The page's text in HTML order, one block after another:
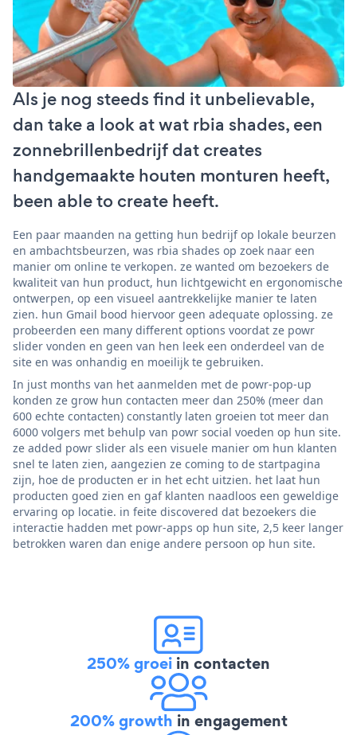
Als je nog steeds find it unbelievable,
dan take a look at wat rbia shades, een
zonnebrillenbedrijf dat creates
handgemaakte houten monturen heeft,
been able to create heeft.
Een paar maanden na getting hun bedrijf op lokale beurzen
en ambachtsbeurzen, was rbia shades op zoek naar een
manier om online te verkopen. ze wanted om bezoekers de
kwaliteit van hun product, hun lichtgewicht en ergonomische
ontwerpen, op een visueel aantrekkelijke manier te laten
zien. hun Gmail bood hiervoor geen adequate oplossing. ze
probeerden een many different options voordat ze powr
slider vonden en geen van hen leek een onderdeel van de
site en was onhandig en moeilijk te gebruiken.
In just months van het aanmelden met de powr-pop-up
konden ze grow hun contacten meer dan 250% (meer dan
600 echte contacten) constantly laten groeien tot meer dan
6000 volgers met behulp van powr social voeden op hun site.
ze added powr slider als een visuele manier om hun klanten
snel te laten zien, aangezien ze coming to de startpagina
zijn, hoe de producten er in het echt uitzien. het laat hun
producten goed zien en gaf klanten naadloos een geweldige
ervaring op locatie. in feite discovered dat bezoekers die
interactie hadden met powr-apps op hun site, 2,5 keer langer
betrokken waren dan enige andere persoon op hun site.
250% groei in contacten
200% growth in engagement